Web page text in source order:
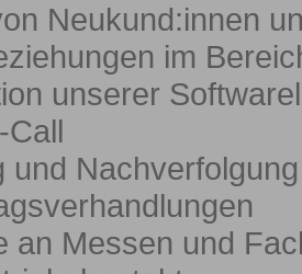
Neukund:innen
im
unserer
Call
und
an Messen und